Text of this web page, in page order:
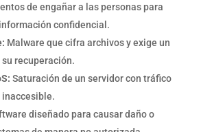
de engañar a las personas para
confidencial.
Malware que cifra archivos y exige un
recuperación.
Saturación de un servidor con tráfico
inaccesible.
diseñado para causar daño o